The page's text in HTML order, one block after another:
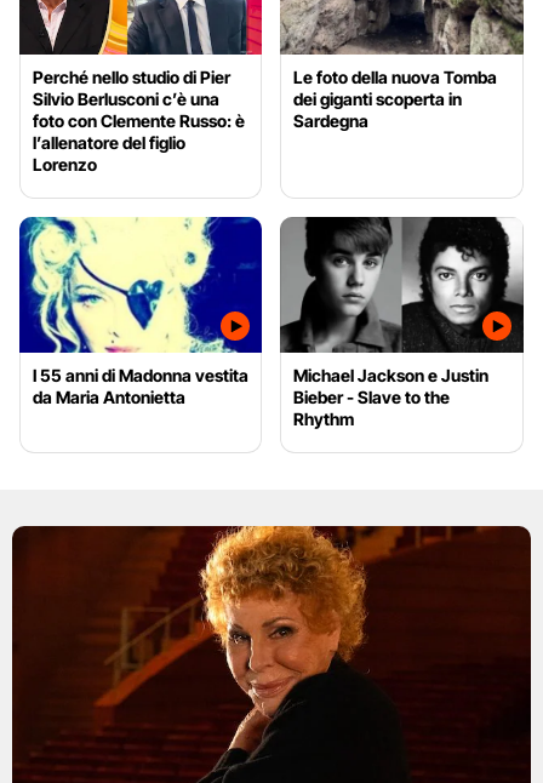
Perché nello studio di Pier
Silvio Berlusconi c’è una
foto con Clemente Russo: è
l’allenatore del figlio
Lorenzo
Le foto della nuova Tomba
dei giganti scoperta in
Sardegna
I 55 anni di Madonna vestita
da Maria Antonietta
Michael Jackson e Justin
Bieber - Slave to the
Rhythm